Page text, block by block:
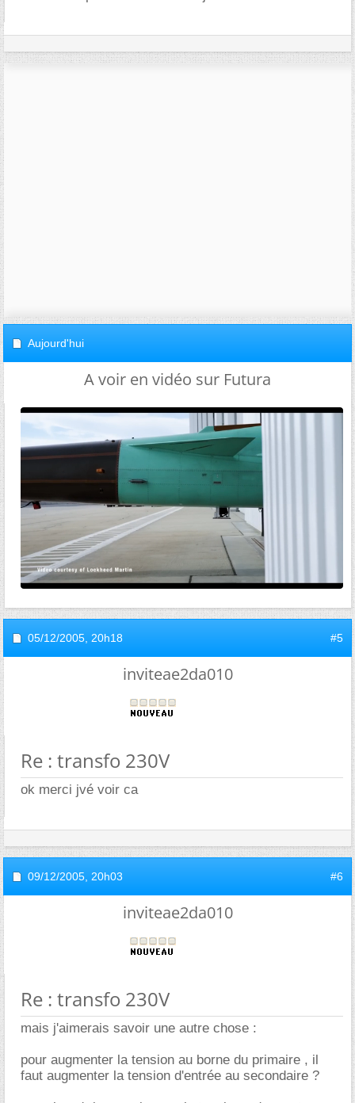
Aujourd'hui
A voir en vidéo sur Futura
05/12/2005, 20h18 #5
inviteae2da010
Re : transfo 230V
ok merci jvé voir ca
09/12/2005, 20h03 #6
inviteae2da010
Re : transfo 230V
mais j'aimerais savoir une autre chose :
pour augmenter la tension au borne du primaire , il
faut augmenter la tension d'entrée au secondaire ?